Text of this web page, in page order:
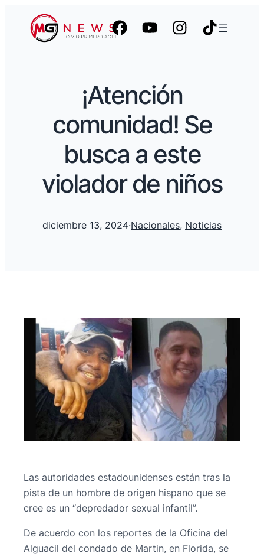
¡Atención
comunidad! Se
busca a este
violador de niños
diciembre 13, 2024·Nacionales, Noticias
Las autoridades estadounidenses están tras la
pista de un hombre de origen hispano que se
cree es un “depredador sexual infantil”.
De acuerdo con los reportes de la Oficina del
Alguacil del condado de Martin, en Florida, se